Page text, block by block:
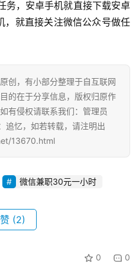
务，安卓手机就直接下载安卓
，就直接关注微信公众号做任
创，有小部分整理于自互联网
的在于分享信息，版权归原作
有侵权请联系我们：管理员
追忆，如若转载，请注明出
13670.html
微信兼职30元一小时
赞 (2)
0 0